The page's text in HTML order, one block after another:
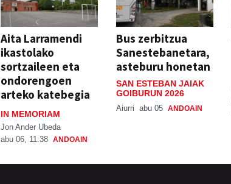
Aita Larramendi
ikastolako
sortzaileen eta
ondorengoen
arteko katebegia
IN MEMORIAM
Jon Ander Ubeda
abu 06, 11:38 ANDOAIN
Bus zerbitzua
Sanestebanetara,
asteburu honetan
SAN ESTEBAN JAIAK
GOIBURUN 2026
Aiurri abu 05 ANDOAIN